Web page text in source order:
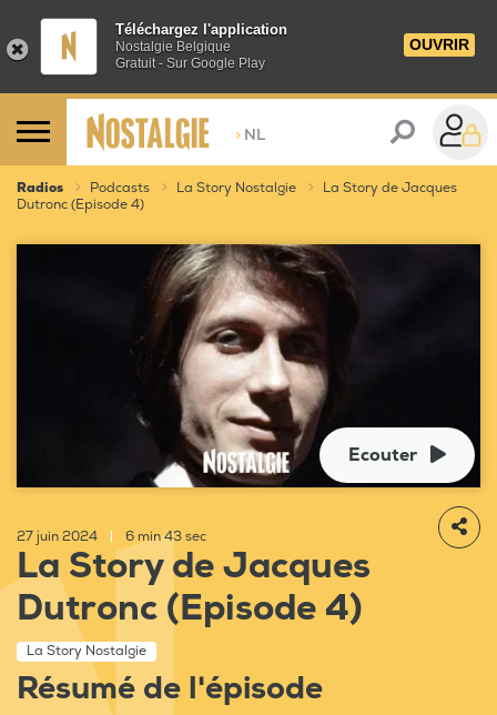
Téléchargez l'application
Nostalgie Belgique
Gratuit - Sur Google Play
OUVRIR
> NL
Radios Podcasts La Story Nostalgie
La Story de Jacques
Dutronc (Episode 4)
Ecouter
27 juin 2024 6 min 43 sec
La Story de Jacques
Dutronc (Episode 4)
La Story Nostalgie
Résumé de l'épisode